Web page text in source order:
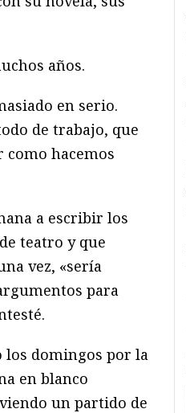
años.
en serio.
de trabajo, que
como hacemos
a escribir los
teatro y que
vez, «sería
para
domingos por la
en blanco
un partido de